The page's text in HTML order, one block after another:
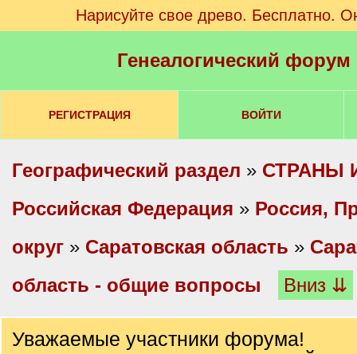
Нарисуйте свое древо. Бесплатно.
Генеалогический
РЕГИСТРАЦИЯ ВОЙТИ
Географический раздел » СТРАНЫ
Российская Федерация » Россия,
округ » Саратовская область »
область - общие вопросы
Вниз ⇊
Уважаемые участники форума!